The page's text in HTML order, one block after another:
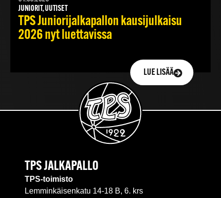
JUNIORIT, UUTISET
TPS Juniorijalkapallon kausijulkaisu
2026 nyt luettavissa
LUE LISÄÄ
TPS JALKAPALLO
TPS-toimisto
Lemminkäisenkatu 14-18 B, 6. krs